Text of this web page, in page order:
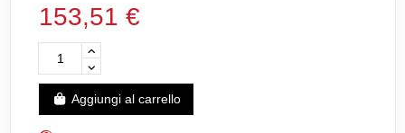
153,51 €
Aggiungi al carrello